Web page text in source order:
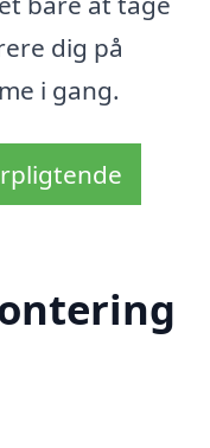
dig på
i gang.